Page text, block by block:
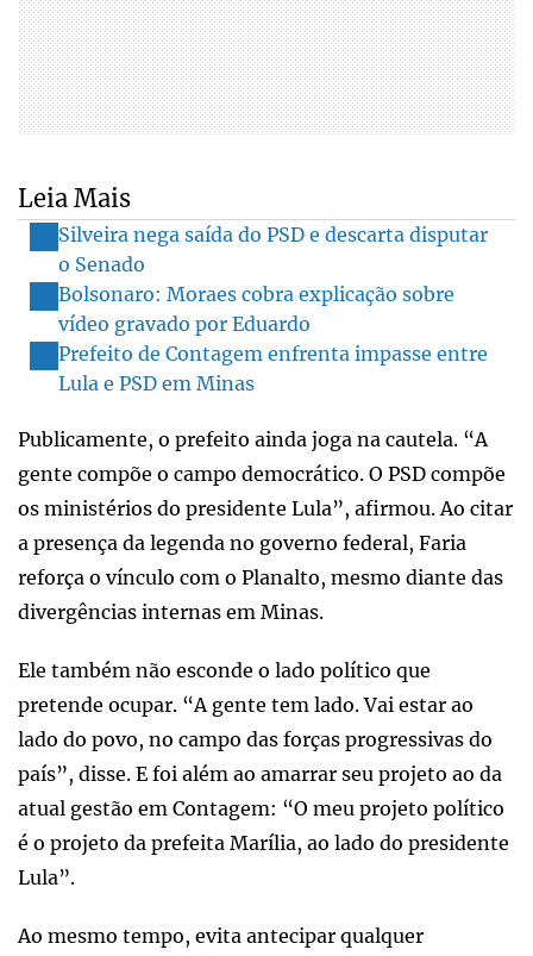
Leia Mais
Silveira nega saída do PSD e descarta disputar
o Senado
Bolsonaro: Moraes cobra explicação sobre
vídeo gravado por Eduardo
Prefeito de Contagem enfrenta impasse entre
Lula e PSD em Minas
Publicamente, o prefeito ainda joga na cautela. “A
gente compõe o campo democrático. O PSD compõe
os ministérios do presidente Lula”, afirmou. Ao citar
a presença da legenda no governo federal, Faria
reforça o vínculo com o Planalto, mesmo diante das
divergências internas em Minas.
Ele também não esconde o lado político que
pretende ocupar. “A gente tem lado. Vai estar ao
lado do povo, no campo das forças progressivas do
país”, disse. E foi além ao amarrar seu projeto ao da
atual gestão em Contagem: “O meu projeto político
é o projeto da prefeita Marília, ao lado do presidente
Lula”.
Ao mesmo tempo, evita antecipar qualquer